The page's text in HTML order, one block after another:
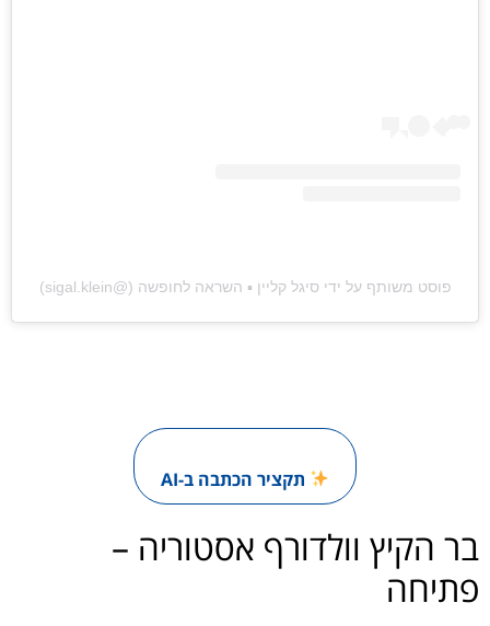
פוסט משותף על ידי ‏‎סיגל קליין ▪︎ השראה לחופשה‎‏ (@‏‎sigal.klein‎‏)
תקציר הכתבה ב-AI
בר הקיץ וולדורף אסטוריה –
פתיחה